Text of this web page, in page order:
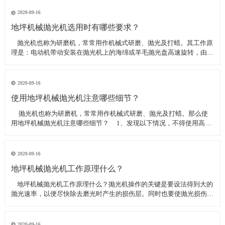
地坪工程处理的必备设
2020-09-16
地坪机械抛光机选用时有哪些要求？
​ 抛光机也称为研磨机，常常用作机械式研磨、抛光及打蜡。其工作原
理是：电动机带动安装在抛光机上的海绵或羊毛抛光盘高速旋转，由于
求？
2020-09-16
使用地坪机械抛光机注意哪些细节？
​ 抛光机也称为研磨机，常常用作机械式研磨、抛光及打蜡。那么使
用地坪机械抛光机注意哪些细节？ 1、发现以下情况，不得使用高速
2020-09-16
地坪机械抛光机工作原理什么？
​ 地坪机械抛光机工作原理什么？抛光机操作的关键是要设法得到大的
抛光速率，以便尽快除去磨光时产生的损伤层。同时也要使抛光损伤层
较深；后者要求使用最细的